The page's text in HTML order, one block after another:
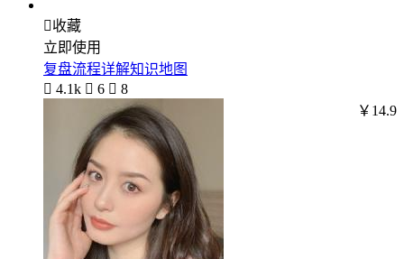
收藏
立即使用
复盘流程详解知识地图
 4.1k  6  8
￥14.9